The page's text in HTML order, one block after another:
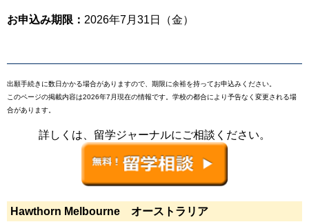
お申込み期限： 2026年7月31日（金）
出願手続きに数日かかる場合がありますので、期限に余裕を持ってお申込みください。
このページの掲載内容は2026年7月現在の情報です。学校の都合により予告なく変更される場
合があります。
詳しくは、留学ジャーナルにご相談ください。
Hawthorn Melbourne オーストラリア